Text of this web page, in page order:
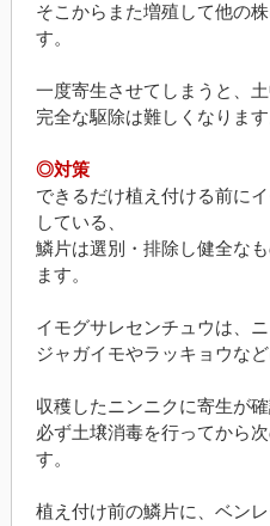
そこからまた増殖して他の
す。
一度寄生させてしまうと、土
完全な駆除は難しくなります
◎対策
できるだけ植え付ける前に
している、
鱗片は選別・排除し健全な
ます。
イモグサレセンチュウは、ニ
ジャガイモやラッキョウなど
収穫したニンニクに寄生が確
必ず土壌消毒を行ってから
す。
植え付け前の鱗片に、ベン